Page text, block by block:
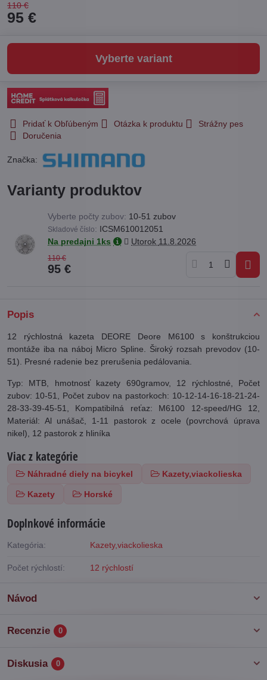
110 €
95 €
Vyberte variant
Pridať k Obľúbeným Otázka k produktu
Strážny pes
Doručenia
Značka:
Varianty produktov
Vyberte počty zubov: 10-51 zubov
Skladové číslo: ICSM610012051
Na predajni 1ks
Utorok 11.8.2026
110 €
95 €
Popis
12 rýchlostná kazeta DEORE Deore M6100 s konštrukciou
montáže iba na náboj Micro Spline. Široký rozsah prevodov (10-
51). Presné radenie bez prerušenia pedálovania.
Typ: MTB, hmotnosť kazety 690gramov, 12 rýchlostné, Počet
zubov: 10-51, Počet zubov na pastorkoch: 10-12-14-16-18-21-24-
28-33-39-45-51, Kompatibilná reťaz: M6100 12-speed/HG 12,
Materiál: Al unášač, 1-11 pastorok z ocele (povrchová úprava
nikel), 12 pastorok z hliníka
Viac z kategórie
Náhradné diely na bicykel Kazety,viackolieska
Kazety Horské
Doplnkové informácie
Kategória: Kazety,viackolieska
Počet rýchlostí: 12 rýchlostí
Návod
Recenzie 0
Diskusia 0